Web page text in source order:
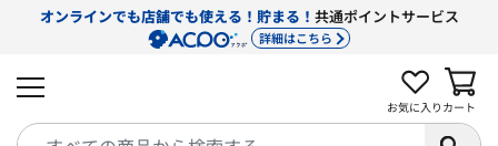
オンラインでも店舗でも使える！貯まる！ 共通ポイントサービス
詳細はこちら
お気に入り カート